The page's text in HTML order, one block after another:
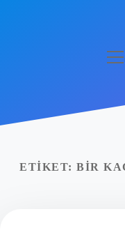
Yasal Uyarı
ETIKET: BIR